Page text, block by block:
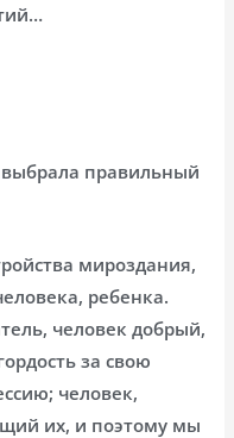
правильный
мироздания,
ребенка.
человек добрый,
за свою
человек,
их, и поэтому мы